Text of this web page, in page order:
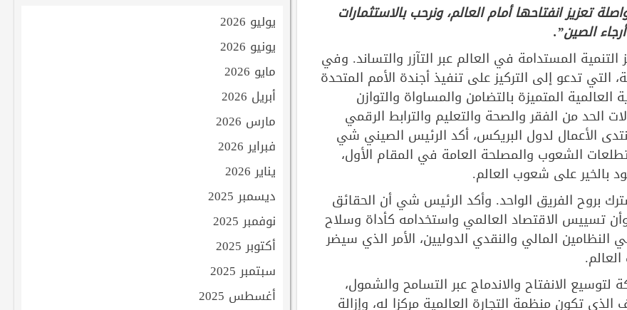
انفتاحها أمام العالم، ونرحب بالاستثمارات
الصين”.
المستدامة في العالم عبر التآزر والتساند. وفي
التي تدعو إلى التركيز على تنفيذ أجندة الأمم المتحدة
العالمية المتميزة بالتضامن والمساواة والتوازن
الحد من الفقر والصحة والتعليم والترابط الرقمي
الأعمال لدول البريكس، أكد الرئيس الصيني شي
الشعوب والمصلحة العامة في المقام الأول،
بالخير على شعوب العالم.
بروح الفريق الواحد. وأكد الرئيس شي أن الحقائق
وأن تسييس الاقتصاد العالمي واستخدامه كأداة وسلاح
المالي والنقدي الدوليين، الأمر الذي سيضر
الانفتاح والاندماج عبر التسامح والشمول،
تكون منظمة التجارة العالمية مركزا له، وإزالة
يوليو 2026
يونيو 2026
مايو 2026
أبريل 2026
مارس 2026
فبراير 2026
يناير 2026
ديسمبر 2025
نوفمبر 2025
أكتوبر 2025
سبتمبر 2025
أغسطس 2025